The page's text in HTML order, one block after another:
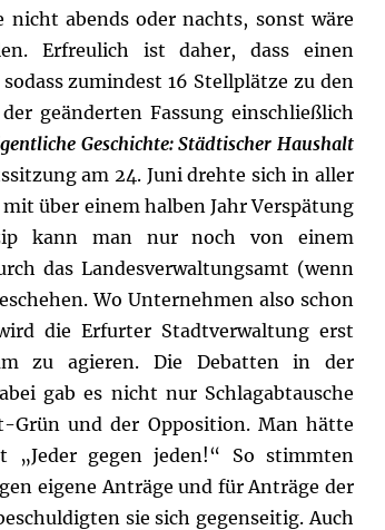
abends oder nachts, sonst wäre
Erfreulich ist daher, dass einen
zumindest 16 Stellplätze zu den
geänderten Fassung einschließlich
Geschichte: Städtischer Haushalt
am 24. Juni drehte sich in aller
über einem halben Jahr Verspätung
kann man nur noch von einem
das Landesverwaltungsamt (wenn
Wo Unternehmen also schon
die Erfurter Stadtverwaltung erst
zu agieren. Die Debatten in der
gab es nicht nur Schlagabtausche
Grün und der Opposition. Man hätte
„Jeder gegen jeden!“ So stimmten
eigene Anträge und für Anträge der
sie sich gegenseitig. Auch